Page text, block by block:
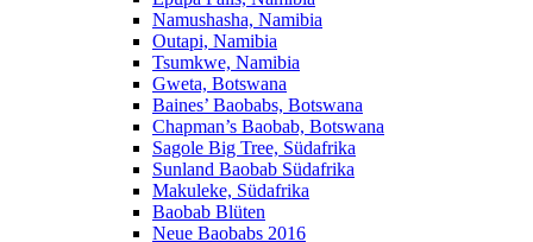
Namushasha, Namibia
Outapi, Namibia
Tsumkwe, Namibia
Gweta, Botswana
Baines’ Baobabs, Botswana
Chapman’s Baobab, Botswana
Sagole Big Tree, Südafrika
Sunland Baobab Südafrika
Makuleke, Südafrika
Baobab Blüten
Neue Baobabs 2016